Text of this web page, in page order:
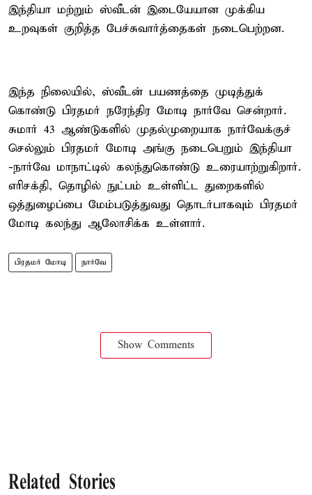
இந்தியா மற்றும் ஸ்வீடன் இடையேயான முக்கிய
உறவுகள் குறித்த பேச்சுவார்த்தைகள் நடைபெற்றன.
இந்த நிலையில், ஸ்வீடன் பயணத்தை முடித்துக்
கொண்டு பிரதமர் நரேந்திர மோடி நார்வே சென்றார்.
சுமார் 43 ஆண்டுகளில் முதல்முறையாக நார்வேக்குச்
செல்லும் பிரதமர் மோடி அங்கு நடைபெறும் இந்தியா
-நார்வே மாநாட்டில் கலந்துகொண்டு உரையாற்றுகிறார்.
எரிசக்தி, தொழில் நுட்பம் உள்ளிட்ட துறைகளில்
ஒத்துழைப்பை மேம்படுத்துவது தொடர்பாகவும் பிரதமர்
மோடி கலந்து ஆலோசிக்க உள்ளார்.
பிரதமர் மோடி நார்வே
Show Comments
Related Stories